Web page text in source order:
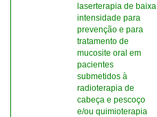
laserterapia de baixa
intensidade para
prevenção e para
tratamento de
mucosite oral em
pacientes
submetidos à
radioterapia de
cabeça e pescoço
e/ou quimioterapia